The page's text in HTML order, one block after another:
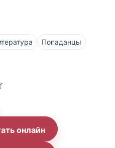
Попаданцы
онлайн